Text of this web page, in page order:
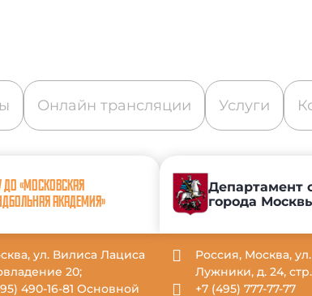
Онлайн трансляции Услуги
ДО «МОСКОВСКАЯ
АКАДЕМИЯ»
ул. Вилиса Лациса
20;
490-16-81 Основной
Департамент
города
Россия, Москва, ул.
Лужники, д. 24,
+7 (495) 777-77-77